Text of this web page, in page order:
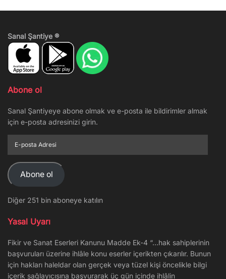
Sanal Şantiye ®
Abone ol
Sanal Şantiyeye abone olmak ve e-posta ile bildirimler almak
için e-posta adresinizi girin.
posta
Adresi
Abone ol
Diğer 251 bin aboneye katılın
Yasal Uyarı
Fikir ve Sanat Eserleri Kanunu Madde Ek-4 “…hak sahiplerinin
başvuruları üzerine ihlâle konu eserler içerikten çıkarılır. Bunun
için hakları haleldar olan gerçek veya tüzel kişi öncelikle bilgi
içerik sağlayıcısına başvurarak üç gün içinde ihlâlin